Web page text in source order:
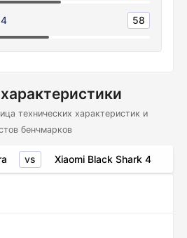
58
технических характеристик и
бенчмарков
vs Xiaomi Black Shark 4